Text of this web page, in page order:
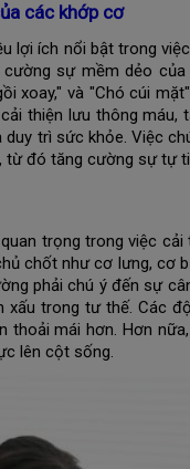
các khớp cơ
lợi ích nổi bật trong
sự mềm dẻo
xoay," và "Chó cúi
thiện lưu thông
duy trì sức khỏe. Việc
từ đó tăng cường sự tự
trọng trong việc
chốt như cơ lưng, cơ
phải chú ý đến sự
xấu trong tư thế. Các
thoải mái hơn. Hơn
lên cột sống.